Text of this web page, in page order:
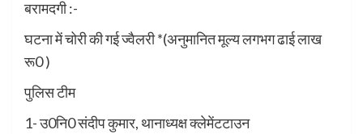
बरामदगी :-
घटना में चोरी की गई ज्वैलरी *(अनुमानित मूल्य लगभग ढाई लाख
रू0 )
पुलिस टीम
1- उ0नि0 संदीप कुमार, थानाध्यक्ष क्लेमेंटटाउन